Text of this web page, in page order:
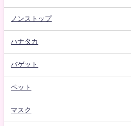
ノンストップ
ハナタカ
バゲット
ペット
マスク